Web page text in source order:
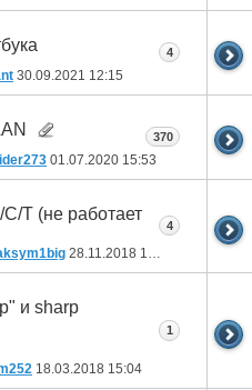
30.09.2021 12:15
4
01.07.2020 15:53
370
T (не работает
28.11.2018 15:50
4
и sharp
18.03.2018 15:04
1